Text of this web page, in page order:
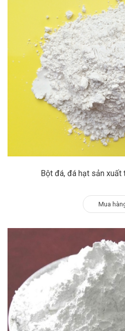
Bột đá, đá hạt sản xuất
Mua